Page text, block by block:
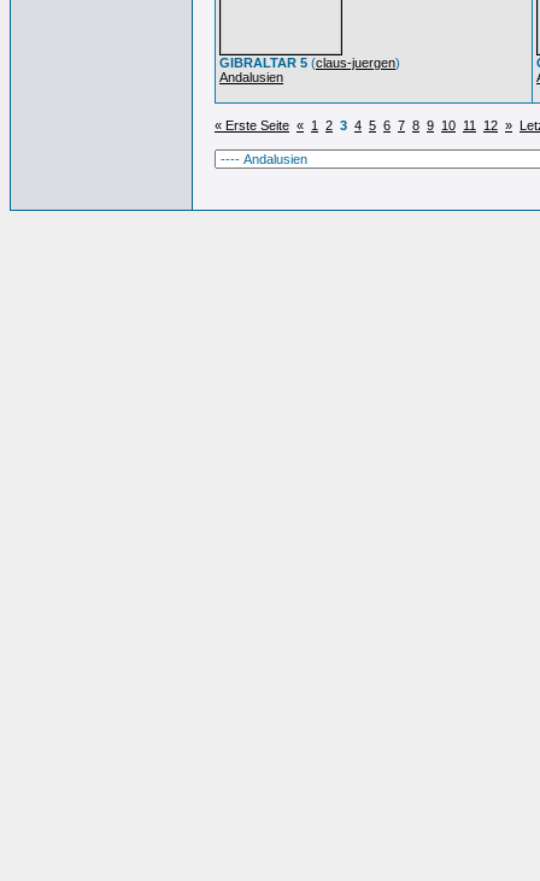
GIBRALTAR 5 (claus-juergen)
Andalusien
« Erste Seite « 1 2 3 4 5 6 7 8 9 10 11 12 »